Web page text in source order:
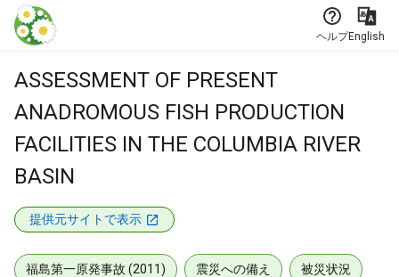
本文に飛ぶ
ヘルプEnglish
ASSESSMENT OF PRESENT
ANADROMOUS FISH PRODUCTION
FACILITIES IN THE COLUMBIA RIVER
BASIN
提供元サイトで表示
福島第一原発事故 (2011) 震災への備え 被災状況